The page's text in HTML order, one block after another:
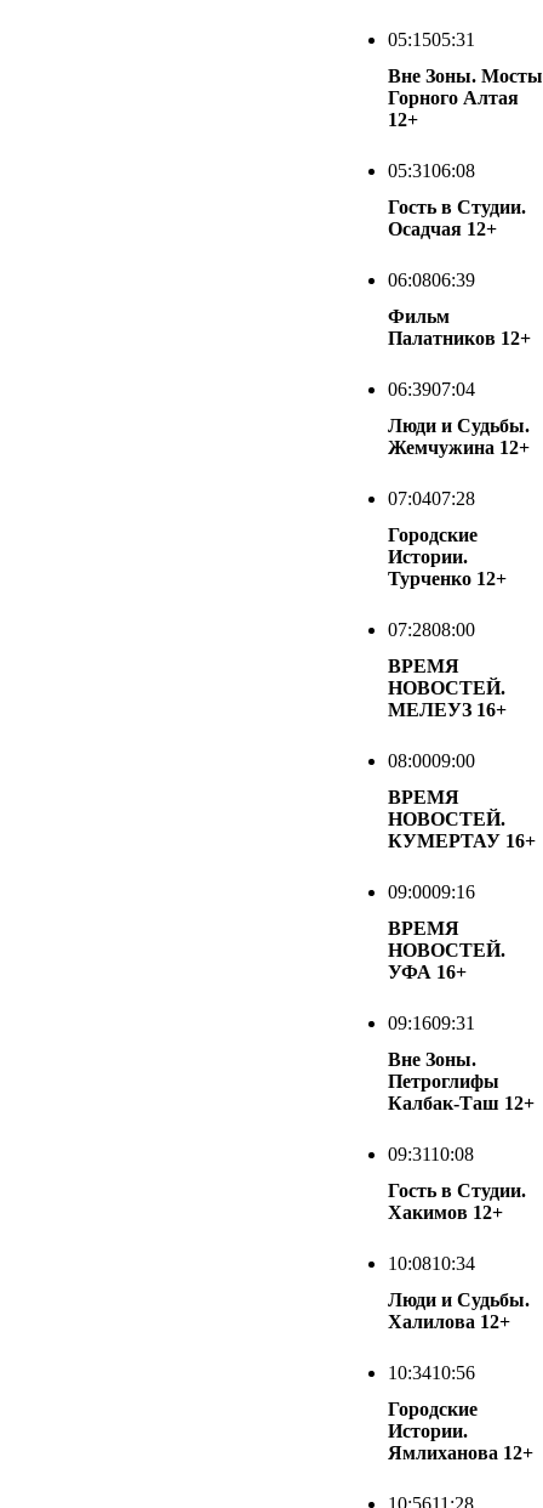
05:1505:31
Вне Зоны. Мосты
Горного Алтая
12+
05:3106:08
Гость в Студии.
Осадчая 12+
06:0806:39
Фильм
Палатников 12+
06:3907:04
Люди и Судьбы.
Жемчужина 12+
07:0407:28
Городские
Истории.
Турченко 12+
07:2808:00
ВРЕМЯ
НОВОСТЕЙ.
МЕЛЕУЗ 16+
08:0009:00
ВРЕМЯ
НОВОСТЕЙ.
КУМЕРТАУ 16+
09:0009:16
ВРЕМЯ
НОВОСТЕЙ.
УФА 16+
09:1609:31
Вне Зоны.
Петроглифы
Калбак-Таш 12+
09:3110:08
Гость в Студии.
Хакимов 12+
10:0810:34
Люди и Судьбы.
Халилова 12+
10:3410:56
Городские
Истории.
Ямлиханова 12+
10:5611:28